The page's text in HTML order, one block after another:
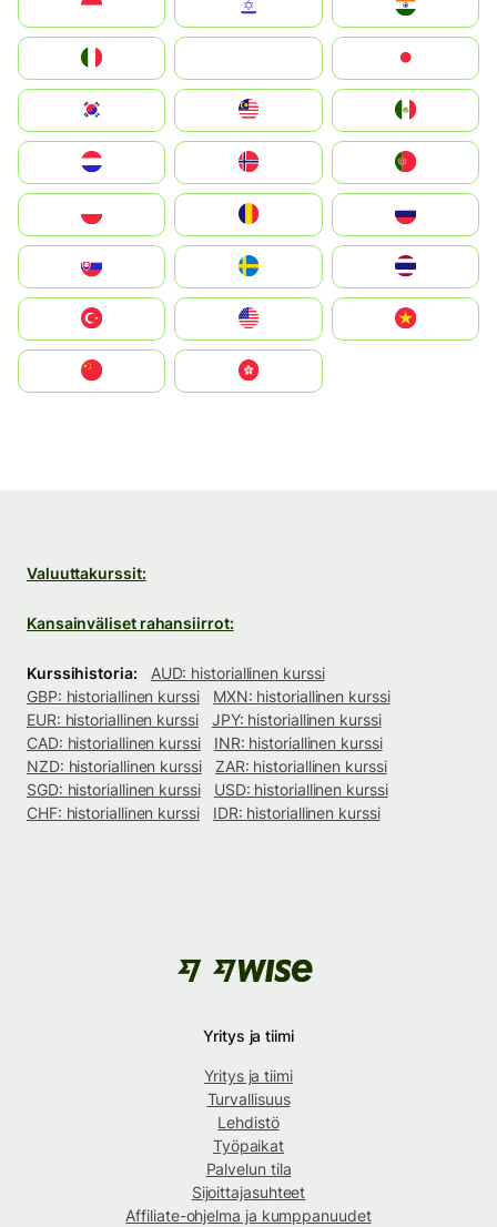
South Korea
United States
中國香港特別行政區
Valuuttakurssit:
Kansainväliset rahansiirrot:
Kurssihistoria:
AUD: historiallinen kurssi
GBP: historiallinen kurssi
MXN: historiallinen kurssi
EUR: historiallinen kurssi
JPY: historiallinen kurssi
CAD: historiallinen kurssi
INR: historiallinen kurssi
NZD: historiallinen kurssi
ZAR: historiallinen kurssi
SGD: historiallinen kurssi
USD: historiallinen kurssi
CHF: historiallinen kurssi
IDR: historiallinen kurssi
Yritys ja tiimi
Yritys ja tiimi
Turvallisuus
Lehdistö
Työpaikat
Palvelun tila
Sijoittajasuhteet
Affiliate-ohjelma ja kumppanuudet